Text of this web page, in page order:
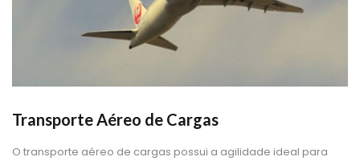
Transporte Aéreo de Carga
O transporte aéreo de cargas possui a agilidade ideal para